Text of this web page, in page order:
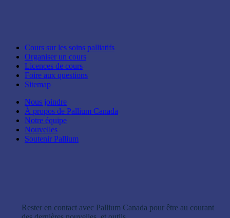
Cours sur les soins palliatifs
Organiser un cours
Licences de cours
Foire aux questions
Sitemap
Nous joindre
À propos de Pallium Canada
Notre équipe
Nouvelles
Soutenir Pallium
Rester en contact avec Pallium Canada pour être au courant